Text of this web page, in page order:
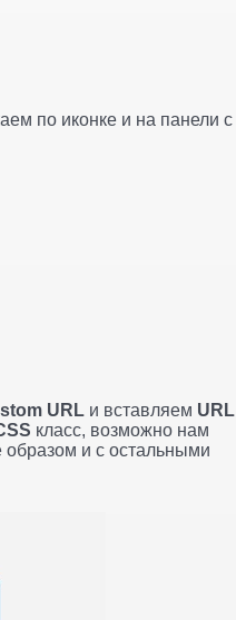
по иконке и на панели с
URL и вставляем URL
класс, возможно нам
образом и с остальными